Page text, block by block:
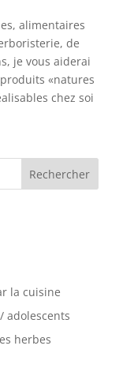
alimentaires
de
je vous aiderai
«natures
chez soi
la cuisine
adolescents
herbes